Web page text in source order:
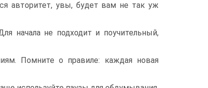
авторитет, увы, будет вам не так уж
начала не подходит и поучительный,
Помните о правиле: каждая новая